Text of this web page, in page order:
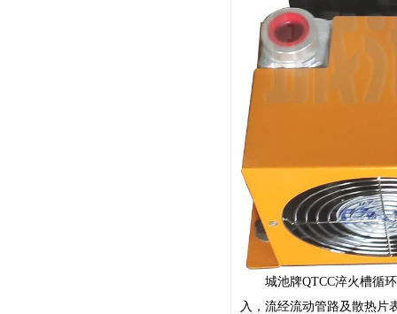
城池牌QTCC淬火槽循环
入，流经流动管路及散热片